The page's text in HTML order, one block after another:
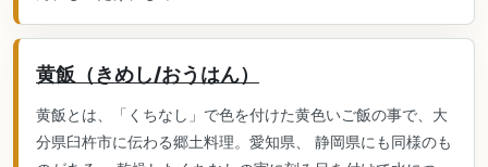
黄飯（きめし/おうはん）
黄飯とは、「くちなし」で色を付けた黄色いご飯の事で、大
分県臼杵市に伝わる郷土料理。愛知県、 静岡県にも同様のも